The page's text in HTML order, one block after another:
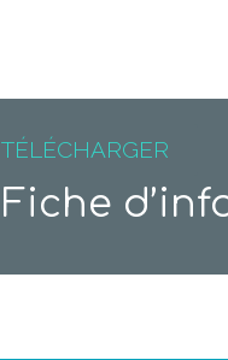
TÉLÉCHARGER
Fiche